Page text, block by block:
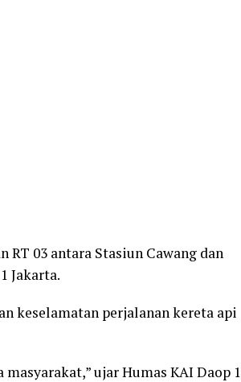
RT 03 antara Stasiun Cawang dan
Jakarta.
keselamatan perjalanan kereta api
ujar Humas KAI Daop 1